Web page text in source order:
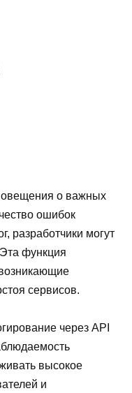
о важных
ошибок
разработчики могут
функция
сервисов.
через API
высокое
и